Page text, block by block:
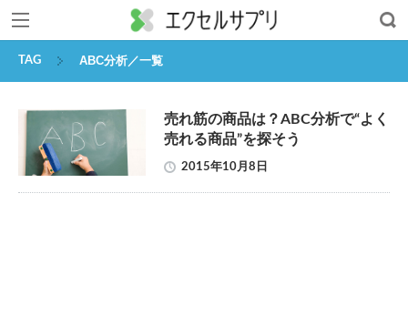
TAG ABC分析／一覧
売れ筋の商品は？ABC分析で“よく
売れる商品”を探そう
2015年10月8日
,